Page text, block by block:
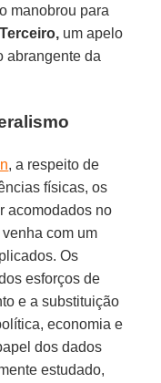
manobrou para
Terceiro, um apelo
abrangente da
, a respeito de
físicas, os
acomodados no
com um
Os
esforços de
e a substituição
economia e
dos dados
estudado,